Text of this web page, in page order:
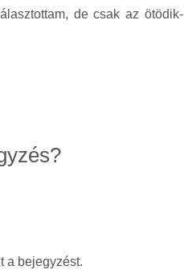
de csak az ötödik-
a bejegyzést.